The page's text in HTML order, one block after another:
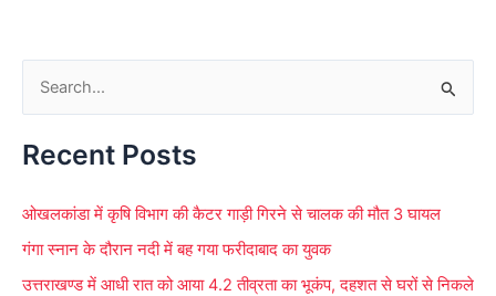
a
c
h
f
Recent Posts
ओखलकांडा में कृषि विभाग की कैटर गाड़ी गिरने से चालक की मौत 3 घायल
गंगा स्नान के दौरान नदी में बह गया फरीदाबाद का युवक
उत्तराखण्ड में आधी रात को आया 4.2 तीव्रता का भूकंप, दहशत से घरों से निकले